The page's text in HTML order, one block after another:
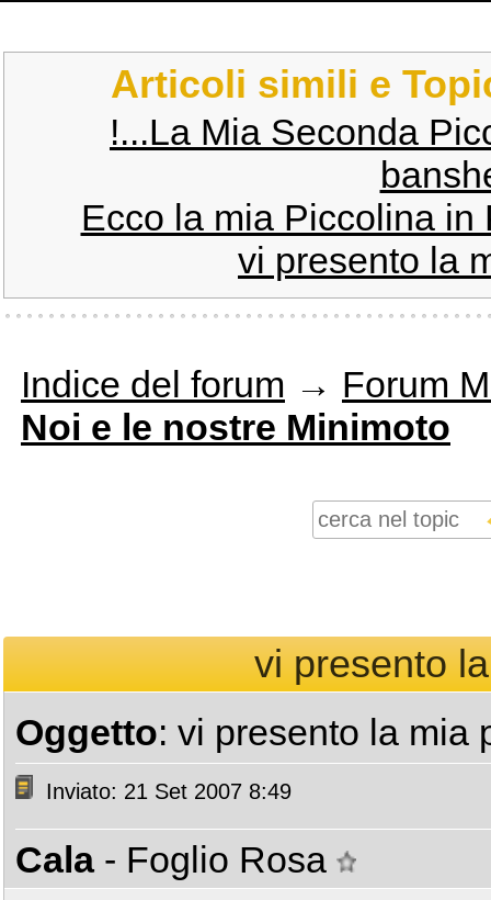
Articoli simili e
!...La Mia Seconda
Ecco la mia Piccolina in
vi presento la
Indice del forum → Forum
Noi e le nostre Minimoto
vi presento
Oggetto: vi presento la mia
Inviato: 21 Set 2007 8:49
Cala - Foglio Rosa